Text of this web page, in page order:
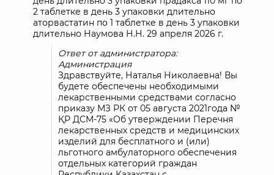
2 таблетке в день 3 упаковки длительно
аторвастатин по 1 таблетке в день 3 упаковки
длительно Наумова Н.Н. 29 апреля 2026 г.
Ответ от администратора:
Администрация
Здравствуйте, Наталья Николаевна! Вы
будете обеспечены необходимыми
лекарственными средствами согласно
приказу МЗ РК от 05 августа 2021года №
ҚР ДСМ-75 «Об утверждении Перечня
лекарственных средств и медицинских
изделий для бесплатного и (или)
льготного амбулаторного обеспечения
отдельных категорий граждан